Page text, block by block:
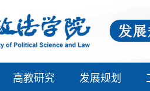
高教研究 发展规划